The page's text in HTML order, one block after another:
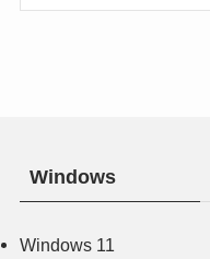
Windows
Windows 11